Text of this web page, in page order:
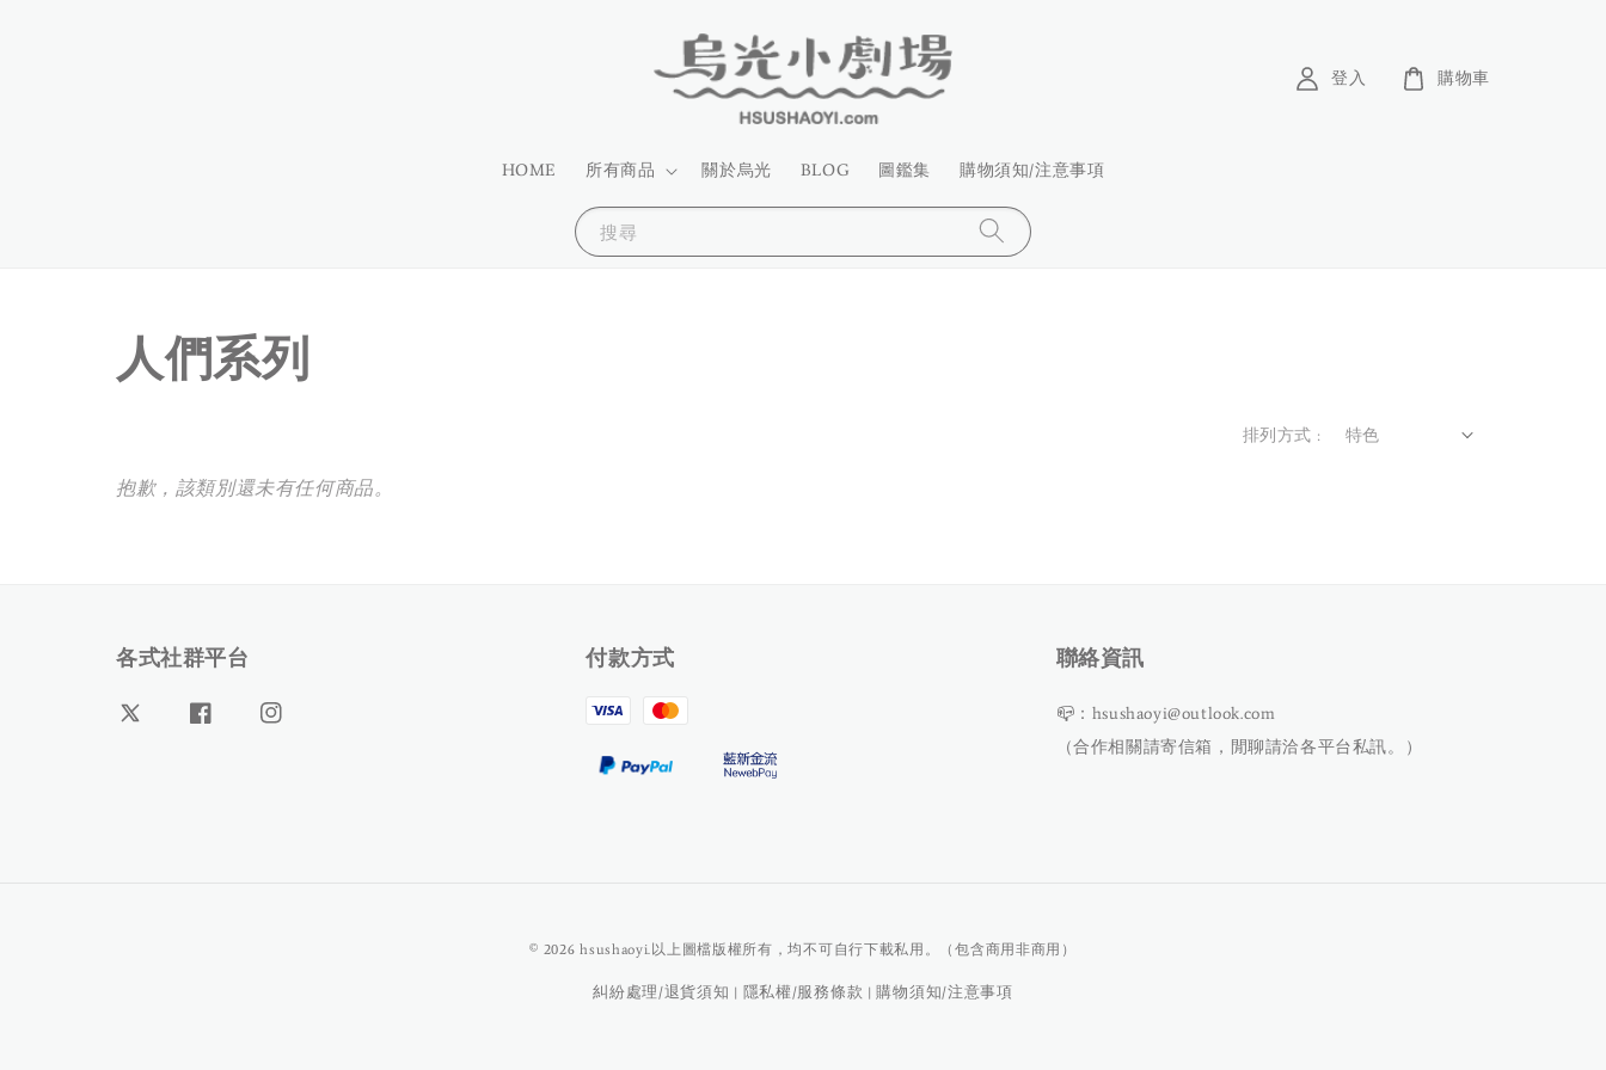
搜尋
HOME 所有商品 關於烏光 BLOG 圖鑑集 購物須知/注意事項
登入 購物車
人們系列
排列方式 :
抱歉，該類別還未有任何商品。
各式社群平台 付款方式 聯絡資訊
📪：hsushaoyi@outlook.com
（合作相關請寄信箱，閒聊請洽各平台私訊。）
© 2026 hsushaoyi.以上圖檔版權所有，均不可自行下載私用。（包含商用非商用）
糾紛處理/退貨須知 | 隱私權/服務條款 | 購物須知/注意事項